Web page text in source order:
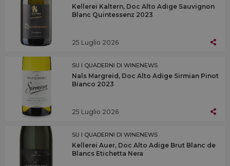
Kellerei Kaltern, Doc Alto Adige Sauvignon
Blanc Quintessenz 2023
25 Luglio 2026
SU I QUADERNI DI WINENEWS
Nals Margreid, Doc Alto Adige Sirmian Pinot
Bianco 2023
25 Luglio 2026
SU I QUADERNI DI WINENEWS
Kellerei Auer, Doc Alto Adige Brut Blanc de
Blancs Etichetta Nera